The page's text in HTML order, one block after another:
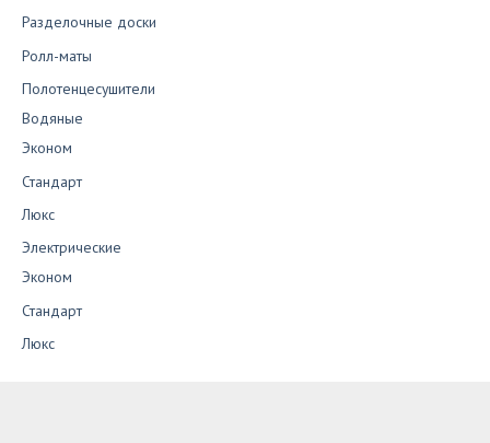
Разделочные доски
Ролл-маты
Полотенцесушители
Водяные
Эконом
Стандарт
Люкс
Электрические
Эконом
Стандарт
Люкс